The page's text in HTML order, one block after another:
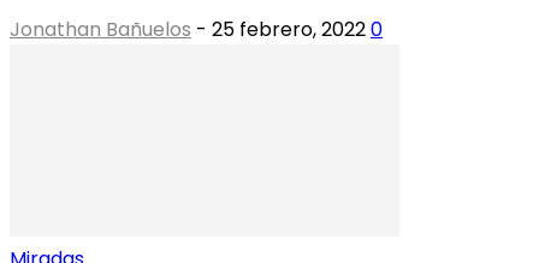
Jonathan Bañuelos - 25 febrero, 20220